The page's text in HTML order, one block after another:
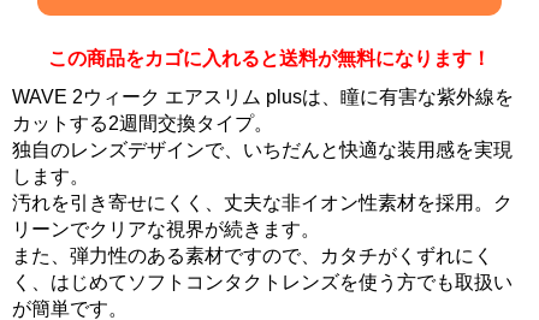
この商品をカゴに入れると送料が無料になります！
WAVE 2ウィーク エアスリム plusは、瞳に有害な紫外線を
カットする2週間交換タイプ。
独自のレンズデザインで、いちだんと快適な装用感を実現
します。
汚れを引き寄せにくく、丈夫な非イオン性素材を採用。ク
リーンでクリアな視界が続きます。
また、弾力性のある素材ですので、カタチがくずれにく
く、はじめてソフトコンタクトレンズを使う方でも取扱い
が簡単です。